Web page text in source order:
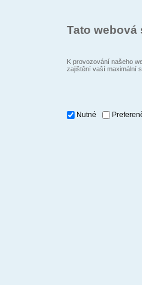
Tato
K provozování našeho
zajištění vaší maximální
Nutné